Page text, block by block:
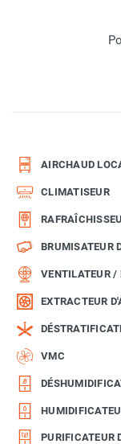
AIRCHAUD
CLIMATISEUR
BRUMISATEUR
VENTILATEUR /
EXTRACTEUR
VMC
PURIFICATEUR